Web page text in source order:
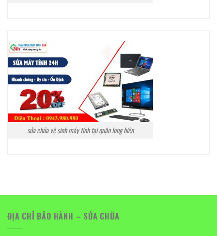
sửa chữa vệ sinh máy tính tại quận long biên
ĐỊA CHỈ BẢO HÀNH – SỬA CHỮA